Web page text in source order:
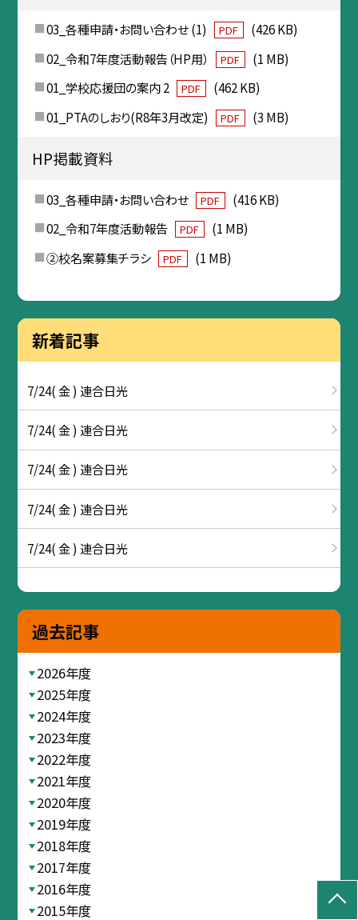
03_各種申請・お問い合わせ (1) PDF
(426 KB)
02_令和7年度活動報告（HP用）
PDF
(1 MB)
01_学校応援団の案内 2
PDF
(462 KB)
01_PTAのしおり(R8年3月改定)
PDF (3 MB)
HP掲載資料
03_各種申請・お問い合わせ PDF
(416 KB)
02_令和7年度活動報告
PDF
(1 MB)
②校名案募集チラシ
PDF (1 MB)
新着記事
7/24( 金 ) 連合日光
7/24( 金 ) 連合日光
7/24( 金 ) 連合日光
7/24( 金 ) 連合日光
7/24( 金 ) 連合日光
過去記事
2026年度
2025年度
2024年度
2023年度
2022年度
2021年度
2020年度
2019年度
2018年度
2017年度
2016年度
2015年度